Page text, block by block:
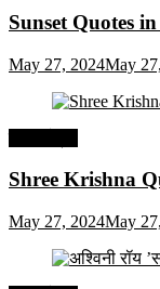
Sunset Quotes in
May 27, 2024May
Shree Krishna
May 27, 2024May